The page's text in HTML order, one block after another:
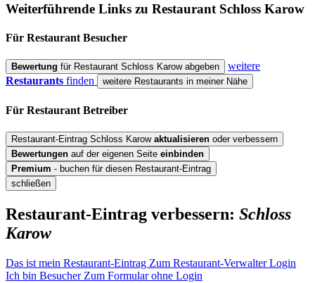
Weiterführende Links zu Restaurant Schloss Karow
Für Restaurant Besucher
Bewertung für Restaurant Schloss Karow abgeben
weitere
Restaurants finden weitere Restaurants in meiner Nähe
Für Restaurant Betreiber
Restaurant-Eintrag Schloss Karow aktualisieren oder verbessern
Bewertungen auf der eigenen Seite einbinden
Premium - buchen für diesen Restaurant-Eintrag
schließen
Restaurant-Eintrag verbessern: Schloss
Karow
Das ist mein Restaurant-Eintrag Zum Restaurant-Verwalter Login
Ich bin Besucher Zum Formular ohne Login